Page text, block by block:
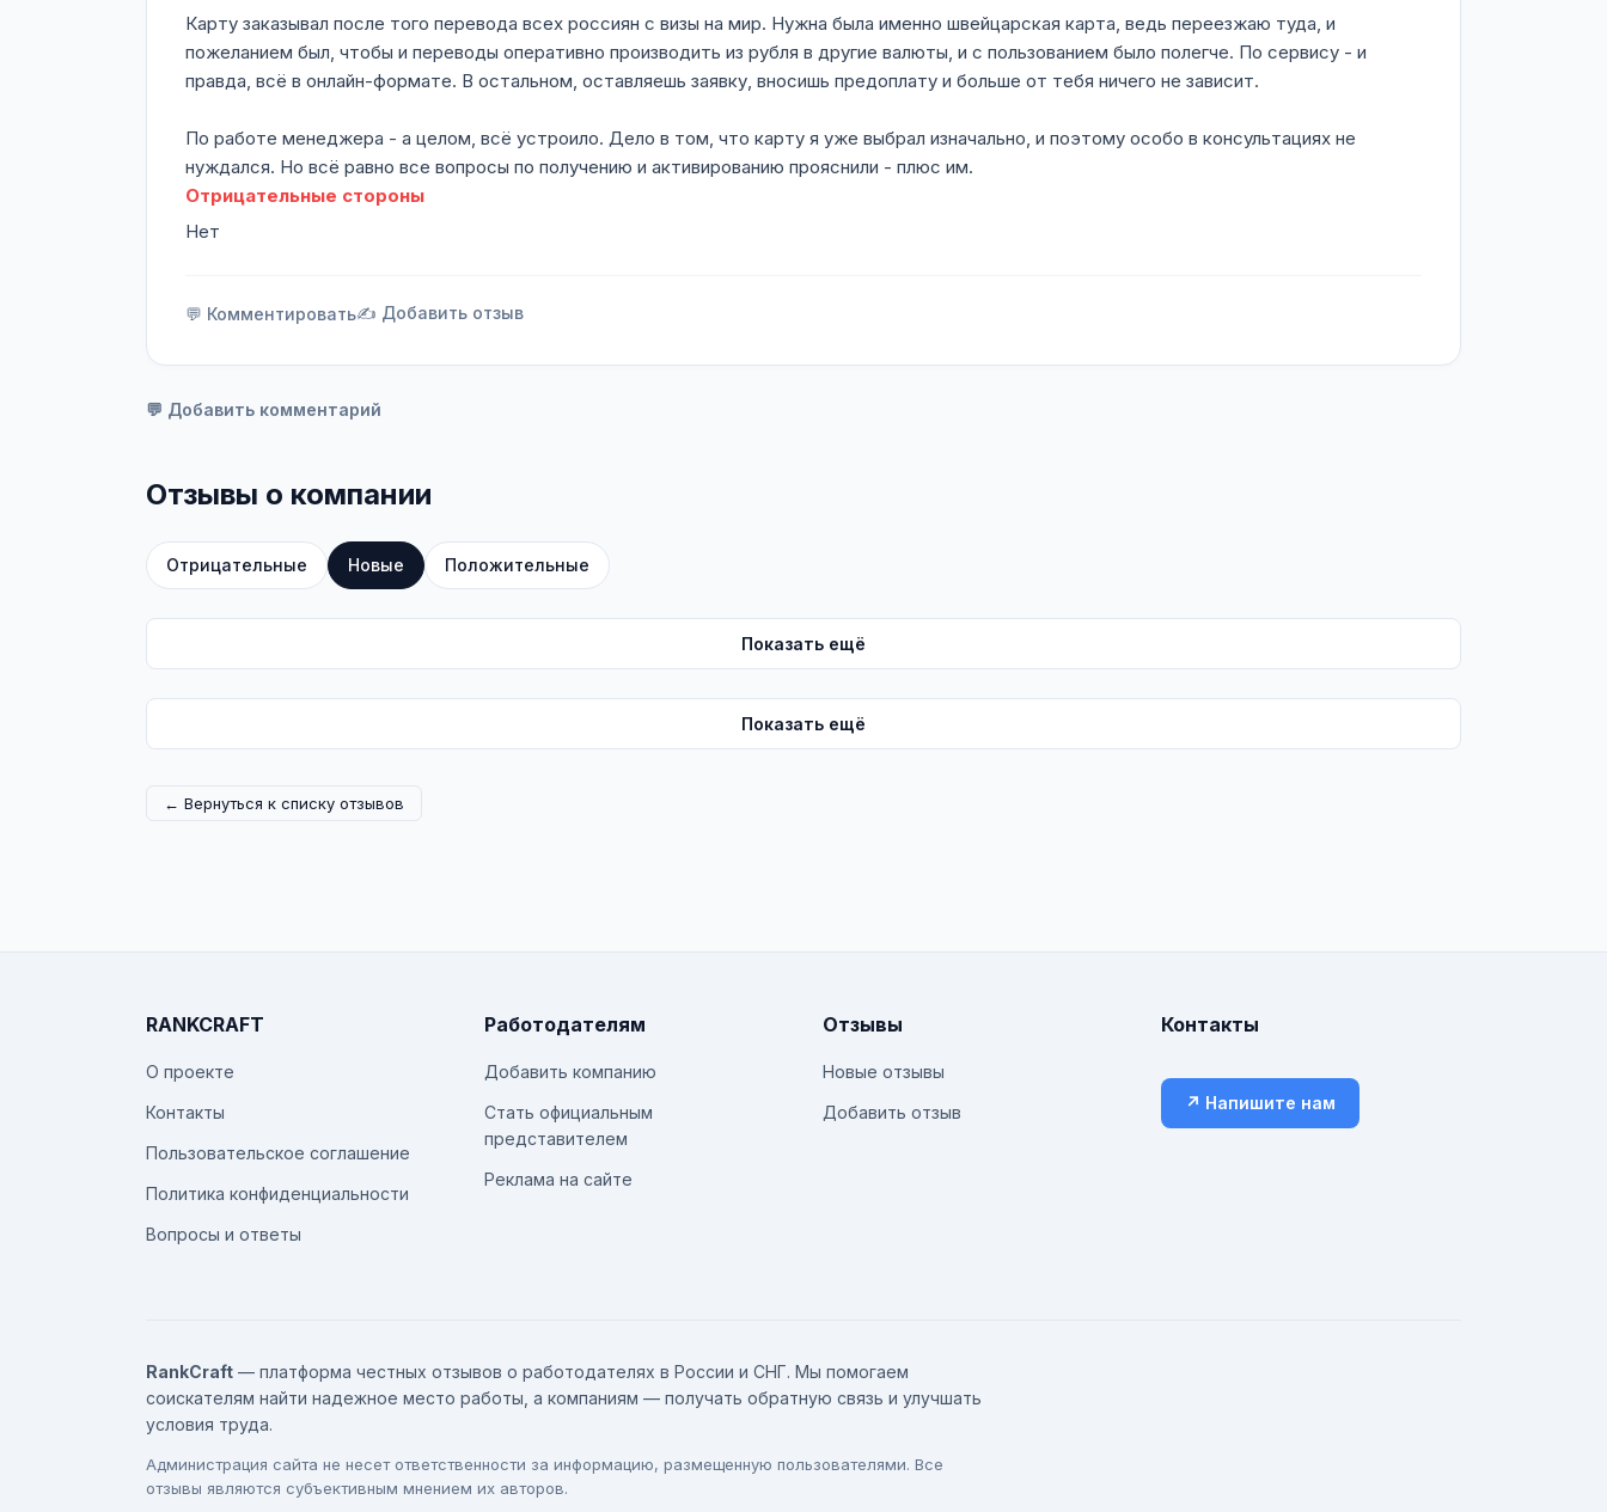
Карту заказывал после того перевода всех россиян с визы на мир. Нужна была именно швейцарская карта, ведь переезжаю туда, и
пожеланием был, чтобы и переводы оперативно производить из рубля в другие валюты, и с пользованием было полегче. По сервису - и
правда, всë в онлайн-формате. В остальном, оставляешь заявку, вносишь предоплату и больше от тебя ничего не зависит.
По работе менеджера - а целом, всё устроило. Дело в том, что карту я уже выбрал изначально, и поэтому особо в консультациях не
нуждался. Но всë равно все вопросы по получению и активированию прояснили - плюс им.
Отрицательные стороны
Нет
💬 Комментировать✍️ Добавить отзыв
💬 Добавить комментарий
Отзывы о компании
Отрицательные Новые Положительные
Показать ещё
Показать ещё
← Вернуться к списку отзывов
RANKCRAFT
О проекте
Контакты
Пользовательское соглашение
Политика конфиденциальности
Вопросы и ответы
Работодателям
Добавить компанию
Стать официальным
представителем
Реклама на сайте
Отзывы
Новые отзывы
Добавить отзыв
Контакты
↗ Напишите нам
RankCraft — платформа честных отзывов о работодателях в России и СНГ. Мы помогаем
соискателям найти надежное место работы, а компаниям — получать обратную связь и улучшать
условия труда.
Администрация сайта не несет ответственности за информацию, размещенную пользователями. Все
отзывы являются субъективным мнением их авторов.